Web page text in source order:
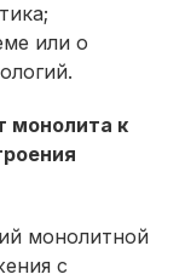
или о
монолита к
монолитной
с